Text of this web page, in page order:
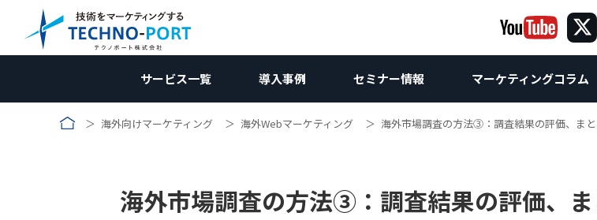
サービス一覧
新規開拓ソリューション
メーカー向け
コンサルティング
Webサイト改善・運営支援
Web制作関連
広告
導入事例
受託加工業
メーカー
Web
Web
セミナー情報 マーケティングコラム
調査編
競合調査
企画編
メーカー向け企画
施策編
効果測定編
海外
世界
国内向けWebマーケティング
海外向けWebマーケティング
ホワ
調査
お問合せ
壁打ち相談会 (無料)
お問合
海外向けマーケティング 海外Webマーケティング 海外市場調査の方法③：調査結果の評価、ま
海外市場調査の方法③：調査結果の評価、